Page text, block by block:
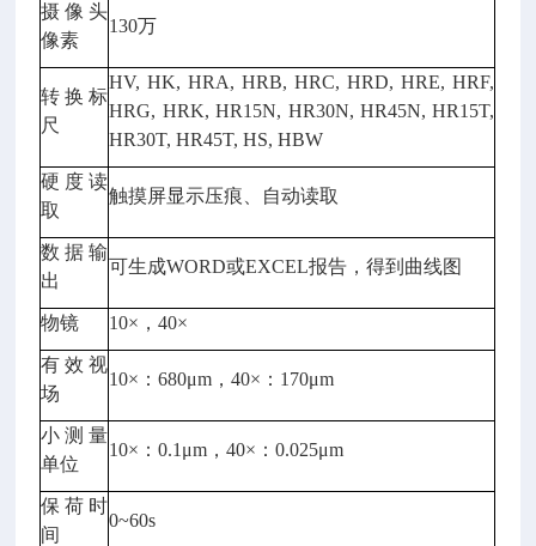
摄像头
像素
130万
转换标
尺
HV, HK, HRA, HRB, HRC, HRD, HRE, HRF,
HRG, HRK, HR15N, HR30N, HR45N, HR15T,
HR30T, HR45T, HS, HBW
硬度读
取
触摸屏显示压痕、自动读取
数据输
出
可生成WORD或EXCEL报告，得到曲线图
物镜 10×，40×
有效视
场
10×：680μm，40×：170μm
小测量
单位
10×：0.1μm，40×：0.025μm
保荷时
间
0~60s